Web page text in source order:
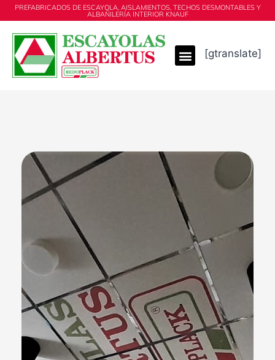
PREFABRICADOS DE ESCAYOLA, AISLAMIENTOS, TECHOS DESMONTABLES Y
ALBAÑILERÍA INTERIOR KNAUF
[gtranslate]